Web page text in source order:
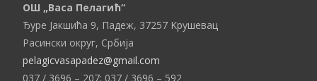
a
s
e
l
ОШ „Васа Пелагић“
Ђуре Јакшића 9, Падеж, 37257 Kрушевац
Расински округ, Србија
pelagicvasapadez@gmail.com
037 / 3696 – 207; 037 / 3696 – 592